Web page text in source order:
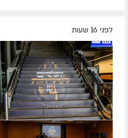
לפני 16 שעות